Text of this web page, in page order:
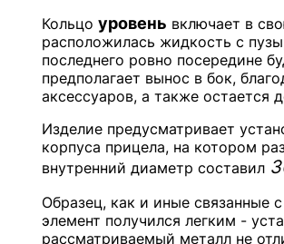
Кольцо уровень включает в
расположилась жидкость с
последнего ровно посередине
предполагает вынос в бок,
аксессуаров, а также остается
Изделие предусматривает
корпуса прицела, на котором
внутренний диаметр составил
Образец, как и иные связанные
элемент получился легким -
рассматриваемый металл не